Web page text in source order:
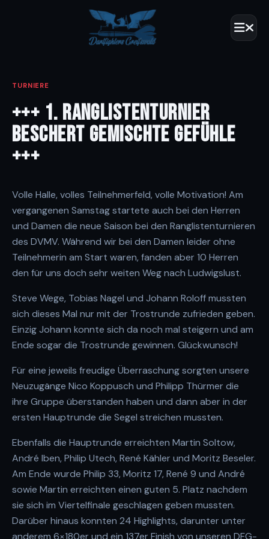
TURNIERE
+++ 1. RANGLISTENTURNIER
BESCHERT GEMISCHTE GEFÜHLE
+++
Volle Halle, volles Teilnehmerfeld, volle Motivation! Am
vergangenen Samstag startete auch bei den Herren
und Damen die neue Saison bei den Ranglistenturnieren
des DVMV. Während wir bei den Damen leider ohne
Teilnehmerin am Start waren, fanden aber 10 Herren
den für uns doch sehr weiten Weg nach Ludwigslust.
Steve Wege, Tobias Nagel und Johann Roloff mussten
sich dieses Mal nur mit der Trostrunde zufrieden geben.
Einzig Johann konnte sich da noch mal steigern und am
Ende sogar die Trostrunde gewinnen. Glückwunsch!
Für eine jeweils freudige Überraschung sorgten unsere
Neuzugänge Nico Koppusch und Philipp Thürmer die
ihre Gruppe überstanden haben und dann aber in der
ersten Hauptrunde die Segel streichen mussten.
Ebenfalls die Hauptrunde erreichten Martin Soltow,
André Iben, Philip Utech, René Kähler und Moritz Beseler.
Am Ende wurde Philip 33, Moritz 17, René 9 und André
sowie Martin erreichten einen guten 5. Platz nachdem
sie sich im Viertelfinale geschlagen geben mussten.
Darüber hinaus konnten 24 Highlights, darunter unter
anderem 6×180er und ein 137er Finish von unseren DFG-